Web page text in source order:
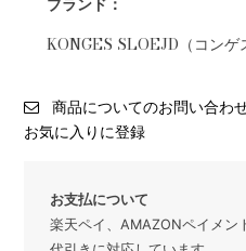
KONGES SLOEJD（コンゲ
商品についてのお問い合わ
お気に入りに登録
お支払について
楽天ペイ、AMAZONペイメン